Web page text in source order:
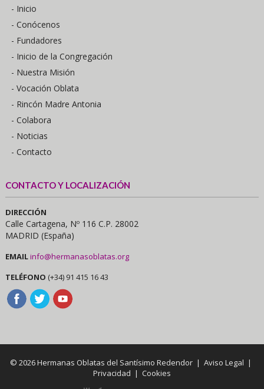
- Inicio
- Conócenos
- Fundadores
- Inicio de la Congregación
- Nuestra Misión
- Vocación Oblata
- Rincón Madre Antonia
- Colabora
- Noticias
- Contacto
CONTACTO Y LOCALIZACIÓN
DIRECCIÓN
Calle Cartagena, Nº 116 C.P. 28002
MADRID (España)
EMAILinfo@hermanasoblatas.org
TELÉFONO (+34) 91 415 16 43
© 2026 Hermanas Oblatas del Santísimo Redendor |Aviso Legal |
Privacidad | Cookies